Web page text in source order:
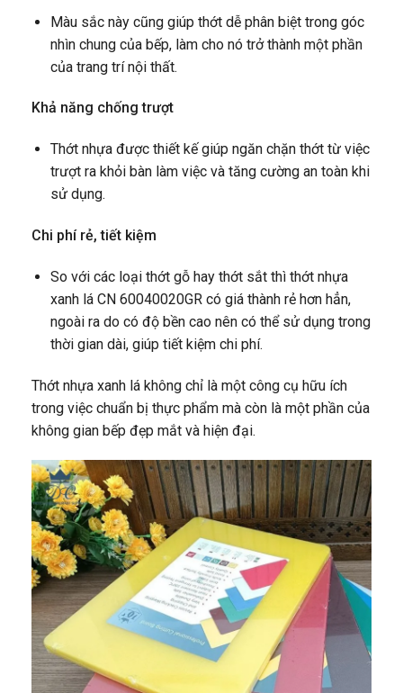
Màu sắc này cũng giúp thớt dễ phân biệt trong góc
nhìn chung của bếp, làm cho nó trở thành một phần
của trang trí nội thất.
Khả năng chống trượt
Thớt nhựa được thiết kế giúp ngăn chặn thớt từ việc
trượt ra khỏi bàn làm việc và tăng cường an toàn khi
sử dụng.
Chi phí rẻ, tiết kiệm
So với các loại thớt gỗ hay thớt sắt thì thớt nhựa
xanh lá CN 60040020GR có giá thành rẻ hơn hẳn,
ngoài ra do có độ bền cao nên có thể sử dụng trong
thời gian dài, giúp tiết kiệm chi phí.
Thớt nhựa xanh lá không chỉ là một công cụ hữu ích
trong việc chuẩn bị thực phẩm mà còn là một phần của
không gian bếp đẹp mắt và hiện đại.